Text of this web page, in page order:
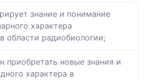
знание и понимание
характера
области радиобиологии;
приобретать новые знания и
характера в